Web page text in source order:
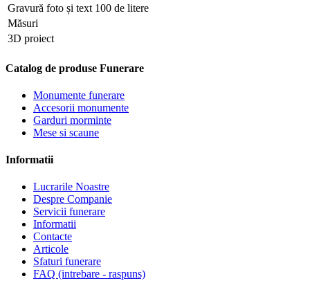
Gravură foto și text 100 de litere
Măsuri
3D proiect
Catalog de produse Funerare
Monumente funerare
Accesorii monumente
Garduri morminte
Mese si scaune
Informatii
Lucrarile Noastre
Despre Companie
Servicii funerare
Informatii
Contacte
Articole
Sfaturi funerare
FAQ (intrebare - raspuns)